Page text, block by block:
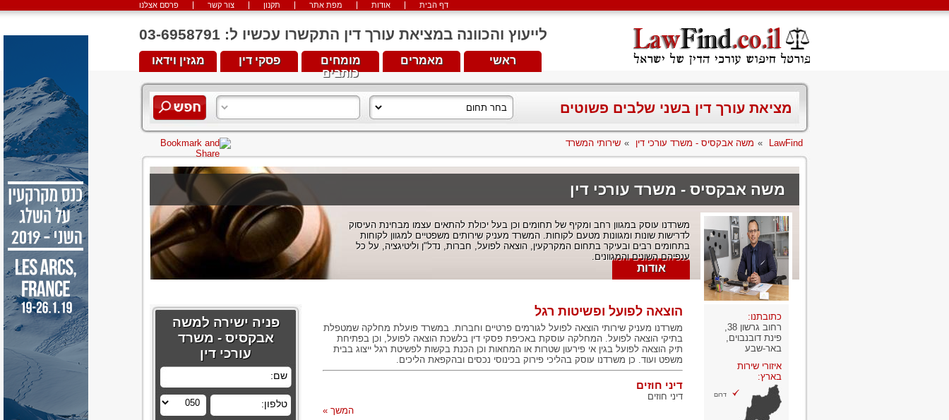
פרסם אצלנו צור קשר תקנון מפת אתר אודות דף הבית
לייעוץ והכוונה במציאת עורך דין התקשרו עכשיו ל: 03-6958791
מגזין וידאו פסקי דין
מומחים
כותבים
מאמרים ראשי
מציאת עורך דין בשני שלבים פשוטים
LawFind
» משה אבקסיס - משרד עורכי דין » שירותי המשרד
משה אבקסיס - משרד עורכי דין
משרדנו עוסק במגוון רחב ומקיף של תחומים וכן בעל יכולת להתאים עצמו מבחינת העיסוק
לדרישות שונות ומגוונות מטעם לקוחות. המשרד מעניק שירותים משפטיים למגוון לקוחות
בתחומים רבים ובעיקר בתחום המקרקעין, הוצאה לפועל, חברות, נדל"ן וליטיגציה, על כל
ענפיהם השונים והמגוונים.
אודות
כתובתנו:
רחוב גרשון 38,
פינת דובנבוים,
באר-שבע
איזורי שירות
בארץ:
דרום
הוצאה לפועל ופשיטות רגל
משרדנו מעניק שירותי הוצאה לפועל לגורמים פרטיים וחברות. במשרד פועלת מחלקה שמטפלת
בתיקי הוצאה לפועל. המחלקה עוסקת באכיפת פסקי דין בלשכת הוצאה לפועל, וכן בפתיחת
תיק הוצאה לפועל בגין אי פירעון שטרות או המחאות וכן הכנת בקשות לפשיטת רגל ייצוג בבית
משפט ועוד. כן משרדנו עוסק בהליכי פירוק בכינוסי נכסים ובהקפאת הליכים.
דיני חוזים
דיני חוזים
המשך »
פניה ישירה למשה
אבקסיס - משרד
עורכי דין